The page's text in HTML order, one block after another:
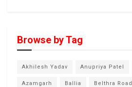
Browse by Tag
Akhilesh Yadav Anupriya Patel
Azamgarh Ballia Belthra Road